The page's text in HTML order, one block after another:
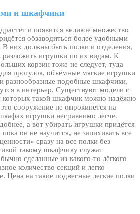
и шкафчики
и появится великое множество
обзаводиться более удобными
В них должны быть полки и отделения,
игрушки по их видам. К
корзин тоже не следует, туда
прогулок, объёмные мягкие игрушки
разнообразные подобные шкафчики,
в интерьер. Существуют модели с
такой шкафчик можно надёжно
сооружение не опрокинется на
игрушки несравнимо легче.
а вот убирать игрушки придётся
он не научится, не запихивать все
сразу на все полки без
такому шкафчику служат
сделанные из какого-то лёгкого
количество секций и легко
Цена на такие подвесные легкие полки